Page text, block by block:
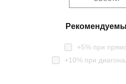
+5% при
+10% при